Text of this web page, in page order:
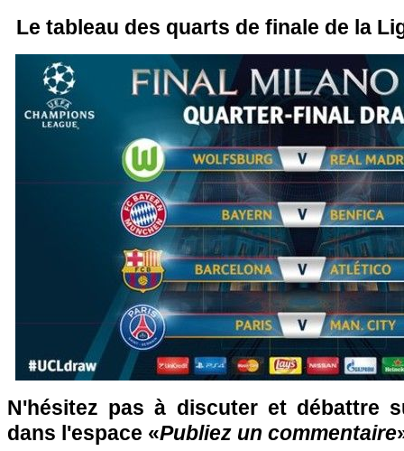
Le tableau des quarts de finale de la
N'hésitez pas à discuter et débattre
dans l'espace «Publiez un commentaire